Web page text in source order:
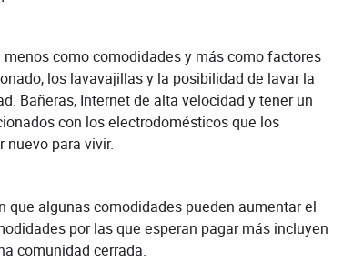
como comodidades y más como factores
los lavavajillas y la posibilidad de lavar la
Bañeras, Internet de alta velocidad y tener un
con los electrodomésticos que los
nuevo para vivir.
que algunas comodidades pueden aumentar el
por las que esperan pagar más incluyen
comunidad cerrada.